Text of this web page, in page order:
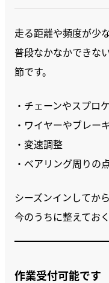
走る距離や頻度が少
普段なかなかできな
節です。
・チェーンやスプロ
・ワイヤーやブレー
・変速調整
・ベアリング周りの
シーズンインしてか
今のうちに整えてお
作業受付可能です